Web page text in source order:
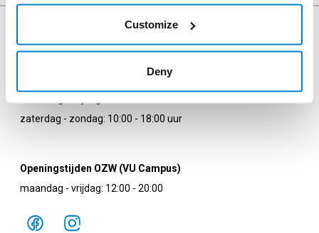
Customize
Deny
zaterdag - zondag: 10:00 - 18:00 uur
Openingstijden OZW (VU Campus)
maandag - vrijdag: 12:00 - 20:00